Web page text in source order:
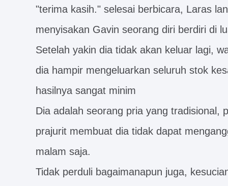
"terima kasih." selesai berbicara, Laras
menyisakan Gavin seorang diri berdiri di
Setelah yakin dia tidak akan keluar lagi,
dia hampir mengeluarkan seluruh stok
hasilnya sangat minim
Dia adalah seorang pria yang tradisional,
prajurit membuat dia tidak dapat
malam saja.
Tidak perduli bagaimanapun juga,